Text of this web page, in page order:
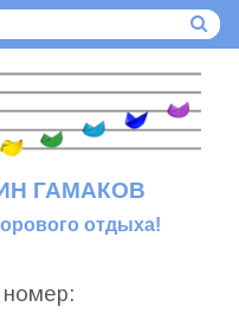
ГАМАКОВ
отдыха!